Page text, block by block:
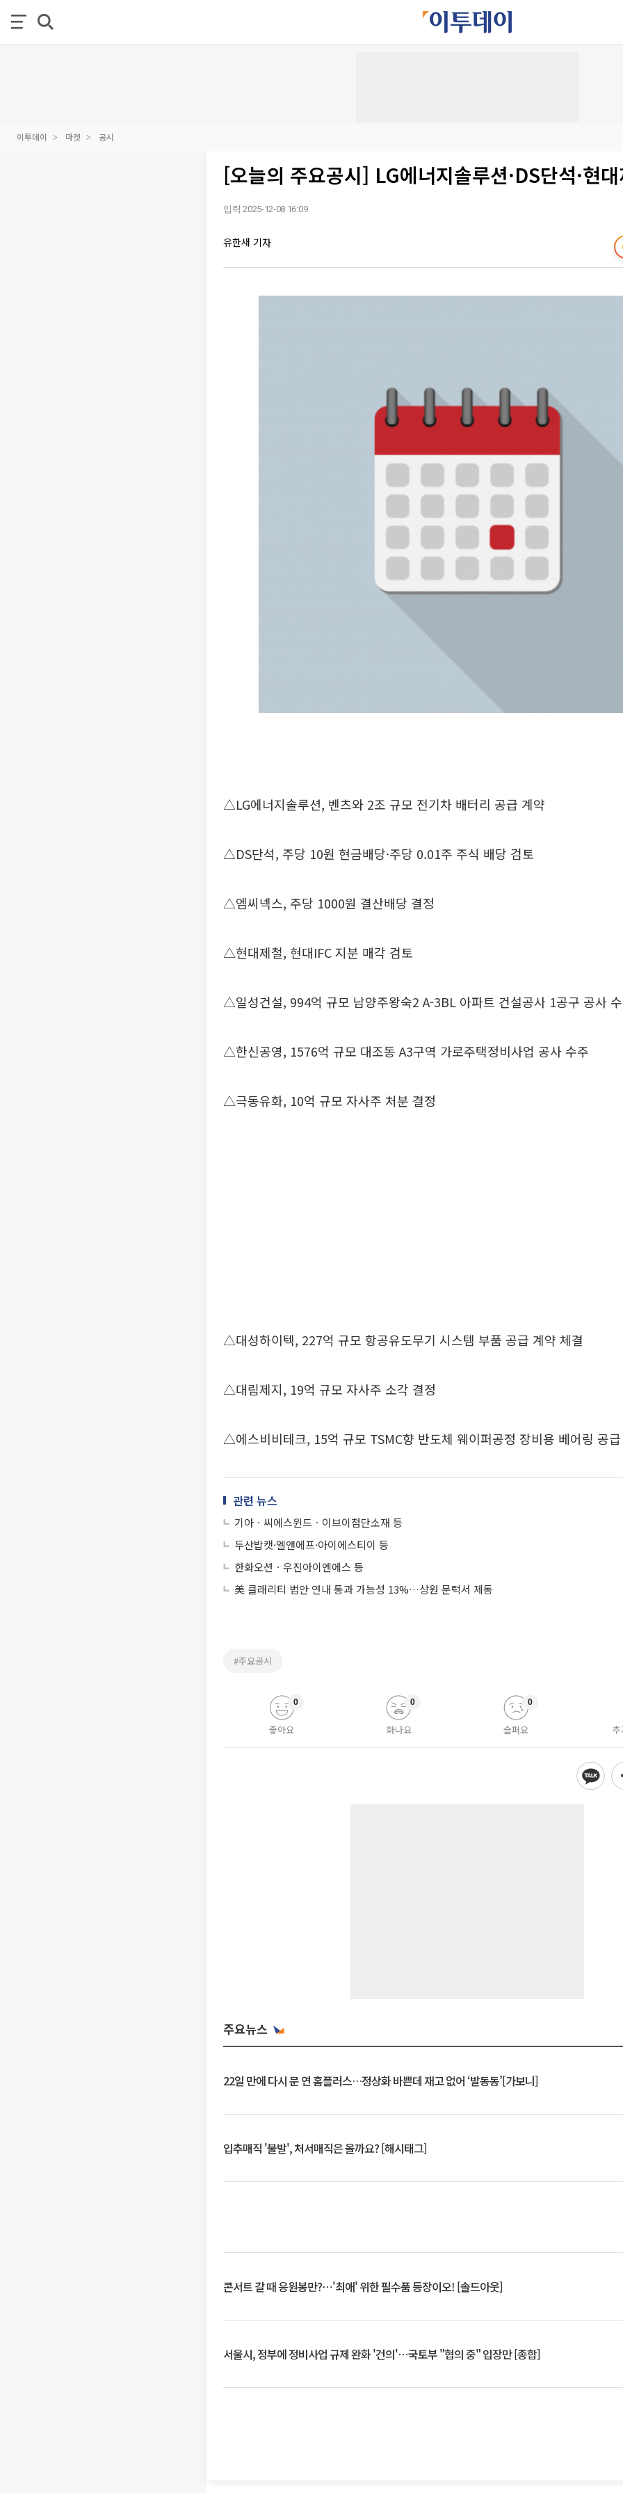
이투데이 마켓 공시
[오늘의 주요공시] LG에너지솔루션·DS단석·현
입력 2025-12-08 16:09
유한새 기자
△LG에너지솔루션, 벤츠와 2조 규모 전기차 배터리 공급 계약
△DS단석, 주당 10원 현금배당·주당 0.01주 주식 배당 검토
△엠씨넥스, 주당 1000원 결산배당 결정
△현대제철, 현대IFC 지분 매각 검토
△일성건설, 994억 규모 남양주왕숙2 A-3BL 아파트 건설공사 1공구 공사
△한신공영, 1576억 규모 대조동 A3구역 가로주택정비사업 공사 수주
△극동유화, 10억 규모 자사주 처분 결정
△대성하이텍, 227억 규모 항공유도무기 시스템 부품 공급 계약 체결
△대림제지, 19억 규모 자사주 소각 결정
△에스비비테크, 15억 규모 TSMC향 반도체 웨이퍼공정 장비용 베어링 공
관련 뉴스
기아ㆍ씨에스윈드ㆍ이브이첨단소재 등
두산밥캣·엘앤에프·아이에스티이 등
한화오션ㆍ우진아이엔에스 등
美 클래리티 법안 연내 통과 가능성 13%…상원 문턱서 제동
#주요공시
좋아요
0
화나요
0
슬퍼요
0
주요뉴스
22일 만에 다시 문 연 홈플러스…정상화 바쁜데 재고 없어 ‘발동동’[가보니]
입추매직 '불발', 처서매직은 올까요? [해시태그]
콘서트 갈 때 응원봉만?⋯'최애' 위한 필수품 등장이오! [솔드아웃]
서울시, 정부에 정비사업 규제 완화 '건의'⋯국토부 "협의 중" 입장만 [종합]